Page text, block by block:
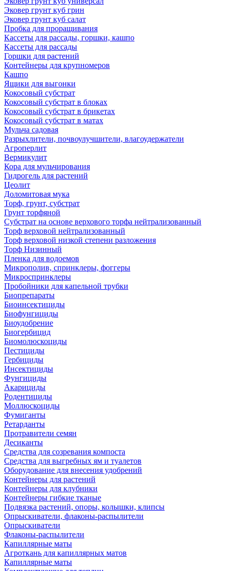
Эковер грунт куб грин
Эковер грунт куб салат
Пробка для проращивания
Кассеты для рассады, горшки, кашпо
Кассеты для рассады
Горшки для растений
Контейнеры для крупномеров
Кашпо
Ящики для выгонки
Кокосовый субстрат
Кокосовый субстрат в блоках
Кокосовый субстрат в брикетах
Кокосовый субстрат в матах
Мульча садовая
Разрыхлители, почвоулучшители, влагоудержатели
Агроперлит
Вермикулит
Кора для мульчирования
Гидрогель для растений
Цеолит
Доломитовая мука
Торф, грунт, субстрат
Грунт торфяной
Субстрат на основе верхового торфа нейтрализованный
Торф верховой нейтрализованный
Торф верховой низкой степени разложения
Торф Низинный
Пленка для водоемов
Микрополив, спринклеры, фоггеры
Микроспринклеры
Пробойники для капельной трубки
Биопрепараты
Биоинсектициды
Биофунгициды
Биоудобрение
Биогербицид
Биомолюскоциды
Пестициды
Гербициды
Инсектициды
Фунгициды
Акарициды
Родентициды
Моллюскоциды
Фумиганты
Ретарданты
Протравители семян
Десиканты
Средства для созревания компоста
Средства для выгребных ям и туалетов
Оборудование для внесения удобрений
Контейнеры для растений
Контейнеры для клубники
Контейнеры гибкие тканые
Подвязка растений, опоры, колышки, клипсы
Опрыскиватели, флаконы-распылители
Опрыскиватели
Флаконы-распылители
Капиллярные маты
Агроткань для капиллярных матов
Капиллярные маты